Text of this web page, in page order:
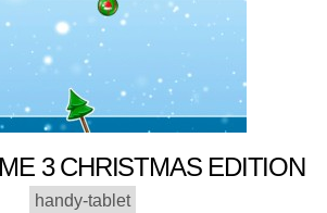
3 CHRISTMAS EDITION
handy-tablet